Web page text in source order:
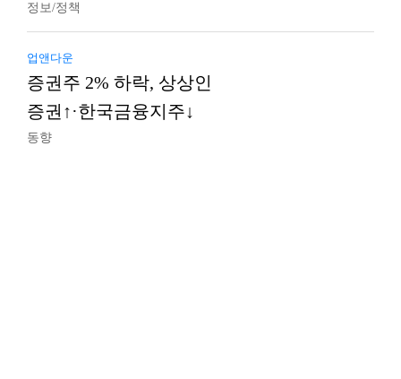
정보/정책
업앤다운
증권주 2% 하락, 상상인
증권↑·한국금융지주↓
동향